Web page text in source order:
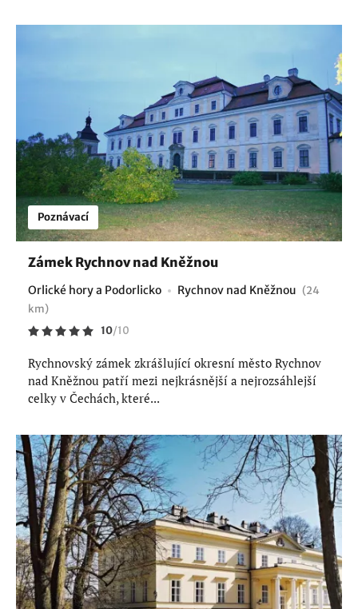
Poznávací
Zámek Rychnov nad Kněžnou
Orlické hory a Podorlicko Rychnov nad Kněžnou (24
km)
10/10
Rychnovský zámek zkrášlující okresní město Rychnov
nad Kněžnou patří mezi nejkrásnější a nejrozsáhlejší
celky v Čechách, které...